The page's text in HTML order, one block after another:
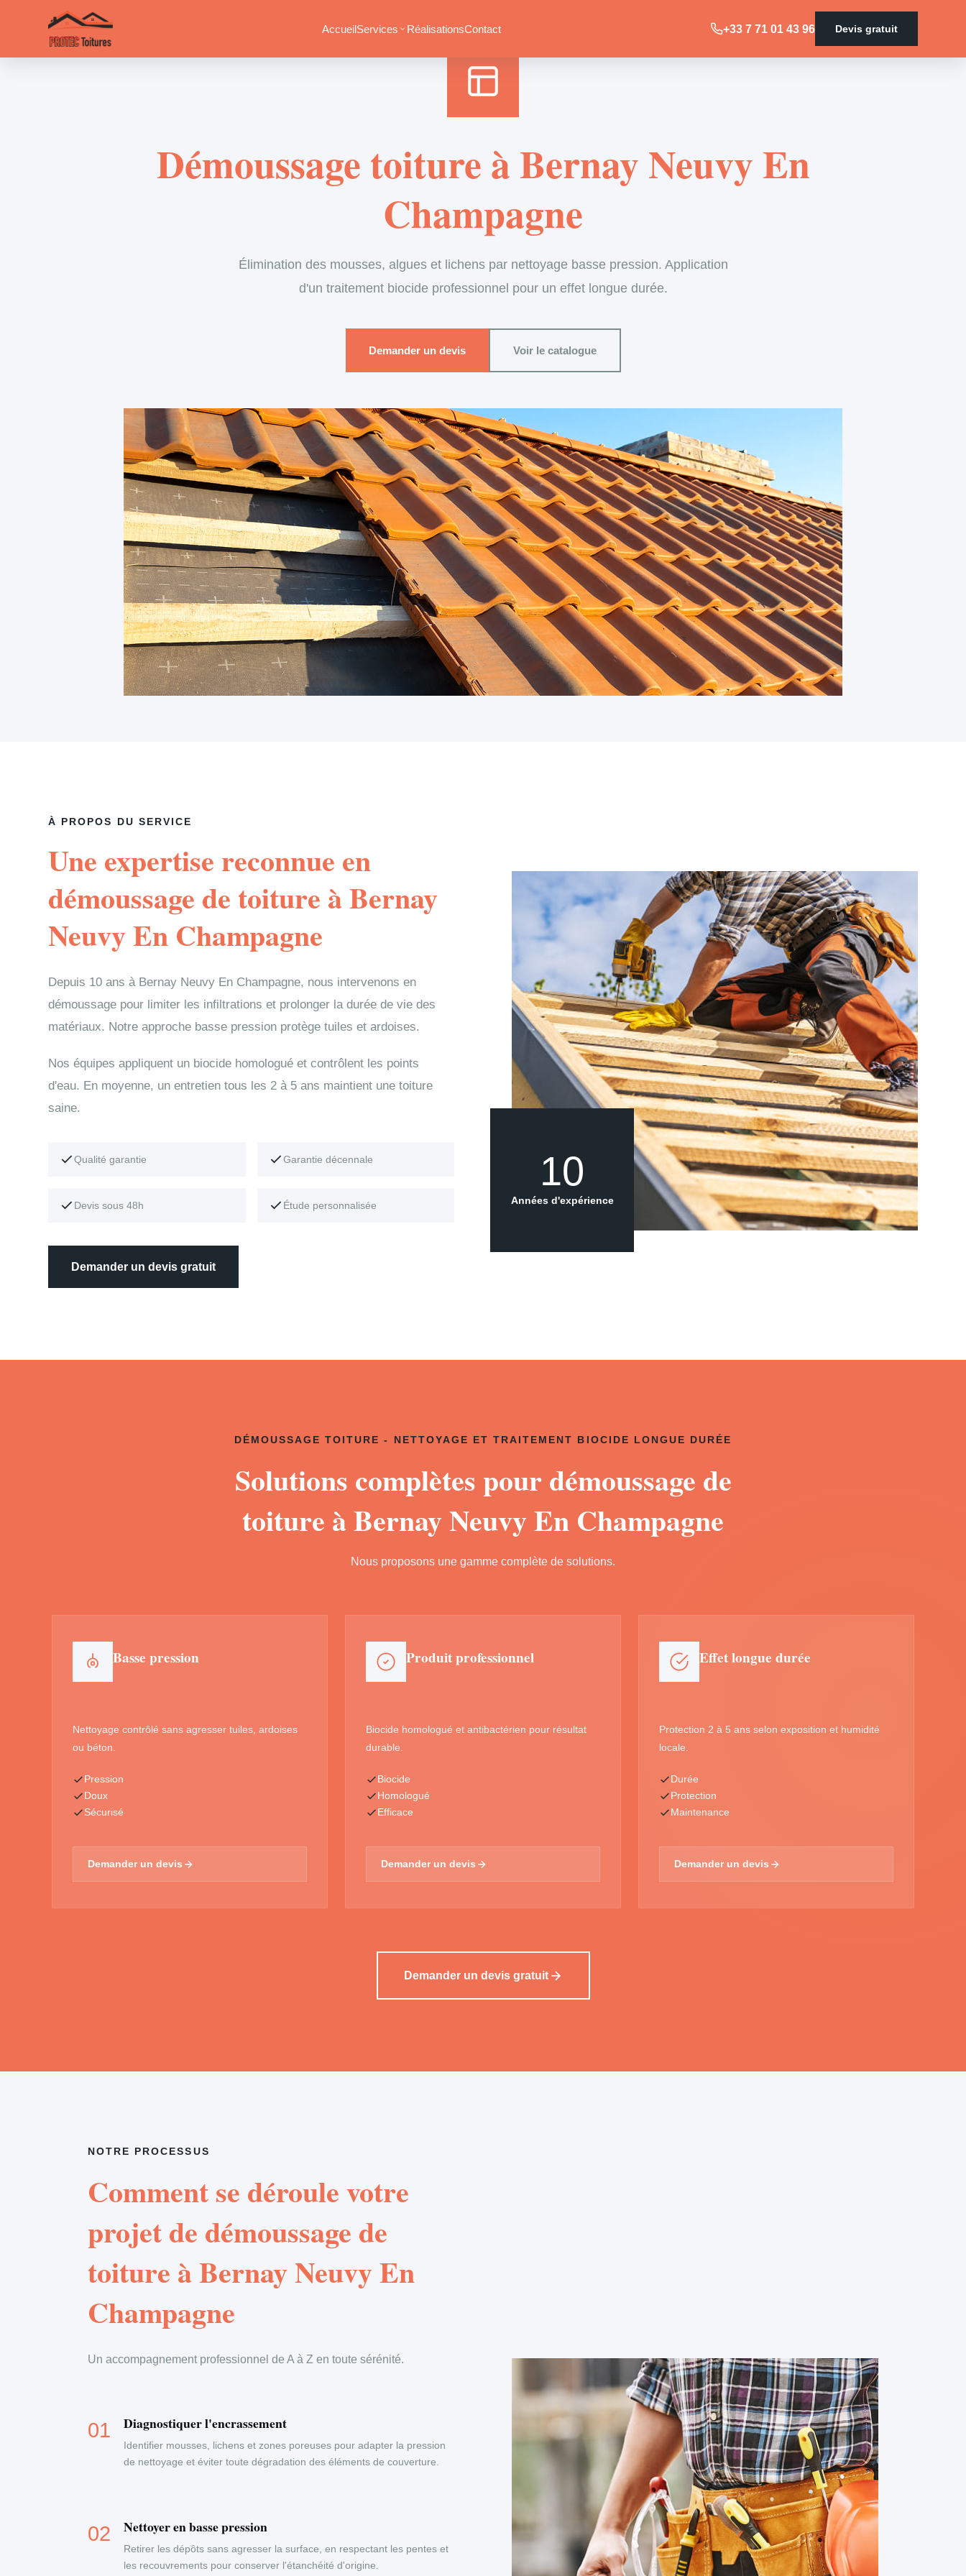
AccueilServices RéalisationsContact +33 7 71 01 43 96 Devis gratuit
Démoussage toiture à Bernay Neuvy En
Champagne
Élimination des mousses, algues et lichens par nettoyage basse pression. Application
d'un traitement biocide professionnel pour un effet longue durée.
Demander un devis Voir le catalogue
À PROPOS DU SERVICE
Une expertise reconnue en
démoussage de toiture à Bernay
Neuvy En Champagne
Depuis 10 ans à Bernay Neuvy En Champagne, nous intervenons en
démoussage pour limiter les infiltrations et prolonger la durée de vie des
matériaux. Notre approche basse pression protège tuiles et ardoises.
Nos équipes appliquent un biocide homologué et contrôlent les points
d'eau. En moyenne, un entretien tous les 2 à 5 ans maintient une toiture
saine.
Qualité garantie Garantie décennale
Devis sous 48h Étude personnalisée
Demander un devis gratuit
10
Années d'expérience
DÉMOUSSAGE TOITURE - NETTOYAGE ET TRAITEMENT BIOCIDE LONGUE DURÉE
Solutions complètes pour démoussage de
toiture à Bernay Neuvy En Champagne
Nous proposons une gamme complète de solutions.
Basse pression
Nettoyage contrôlé sans agresser tuiles, ardoises
ou béton.
Pression
Doux
Sécurisé
Demander un devis
Produit professionnel
Biocide homologué et antibactérien pour résultat
durable.
Biocide
Homologué
Efficace
Demander un devis
Effet longue durée
Protection 2 à 5 ans selon exposition et humidité
locale.
Durée
Protection
Maintenance
Demander un devis
Demander un devis gratuit
NOTRE PROCESSUS
Comment se déroule votre
projet de démoussage de
toiture à Bernay Neuvy En
Champagne
Un accompagnement professionnel de A à Z en toute sérénité.
Diagnostiquer l'encrassement
Identifier mousses, lichens et zones poreuses pour adapter la pression
de nettoyage et éviter toute dégradation des éléments de couverture.
Nettoyer en basse pression
Retirer les dépôts sans agresser la surface, en respectant les pentes et
les recouvrements pour conserver l'étanchéité d'origine.